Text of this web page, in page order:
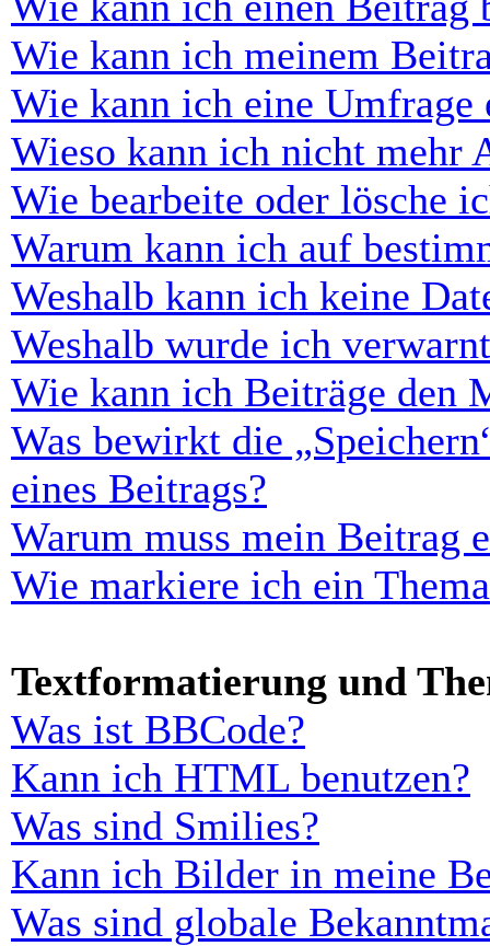
Wie kann ich meinem
Wie kann ich eine Umfrage
Wieso kann ich nicht mehr
Wie bearbeite oder lösche
Warum kann ich auf
Weshalb kann ich keine
Weshalb wurde ich
Wie kann ich Beiträge den
Was bewirkt die
eines Beitrags?
Warum muss mein Beitrag
Wie markiere ich ein
Textformatierung und
Was ist BBCode?
Kann ich HTML benutzen?
Was sind Smilies?
Kann ich Bilder in meine
Was sind globale